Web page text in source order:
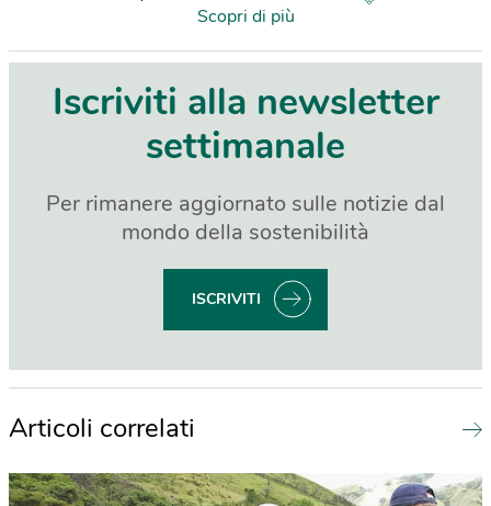
Scopri di più
Iscriviti alla newsletter
settimanale
Per rimanere aggiornato sulle notizie dal
mondo della sostenibilità
ISCRIVITI
Articoli correlati